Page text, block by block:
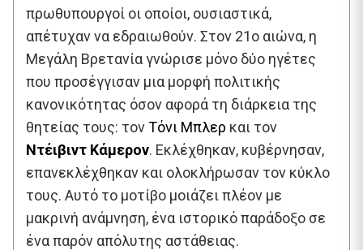
πρωθυπουργοί οι οποίοι, ουσιαστικά,
απέτυχαν να εδραιωθούν. Στον 21ο αιώνα, η
Μεγάλη Βρετανία γνώρισε μόνο δύο ηγέτες
που προσέγγισαν μια μορφή πολιτικής
κανονικότητας όσον αφορά τη διάρκεια της
θητείας τους: τονΤόνι Μπλερ και τον
Ντέιβιντ Κάμερον. Εκλέχθηκαν, κυβέρνησαν,
επανεκλέχθηκαν και ολοκλήρωσαν τον κύκλο
τους. Αυτό το μοτίβο μοιάζει πλέον με
μακρινή ανάμνηση, ένα ιστορικό παράδοξο σε
ένα παρόν απόλυτης αστάθειας.